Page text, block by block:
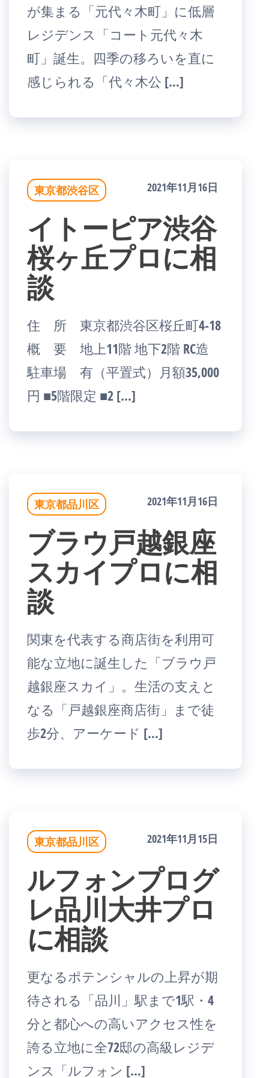
が集まる「元代々木町」に低層
レジデンス「コート元代々木
町」誕生。四季の移ろいを直に
感じられる「代々木公 […]
東京都渋谷区 2021年11月16日
イトーピア渋谷
桜ヶ丘プロに相
談
住 所 東京都渋谷区桜丘町4-18
概 要 地上11階 地下2階 RC造
駐車場 有（平置式）月額35,000
円 ■5階限定 ■2 […]
東京都品川区 2021年11月16日
ブラウ戸越銀座
スカイプロに相
談
関東を代表する商店街を利用可
能な立地に誕生した「ブラウ戸
越銀座スカイ」。生活の支えと
なる「戸越銀座商店街」まで徒
歩2分、アーケード […]
東京都品川区 2021年11月15日
ルフォンプログ
レ品川大井プロ
に相談
更なるポテンシャルの上昇が期
待される「品川」駅まで1駅・4
分と都心への高いアクセス性を
誇る立地に全72邸の高級レジデ
ンス「ルフォン […]